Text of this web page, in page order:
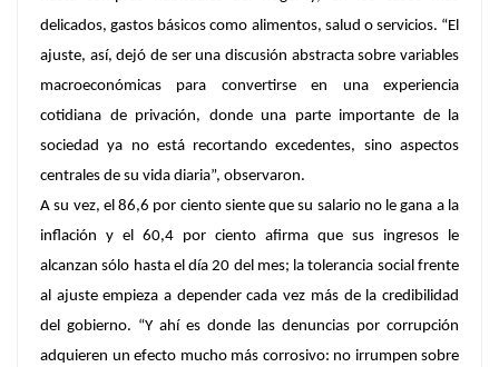
delicados, gastos básicos como alimentos, salud o servicios. “El
ajuste, así, dejó de ser una discusión abstracta sobre variables
macroeconómicas para convertirse en una experiencia
cotidiana de privación, donde una parte importante de la
sociedad ya no está recortando excedentes, sino aspectos
centrales de su vida diaria”, observaron.
A su vez, el 86,6 por ciento siente que su salario no le gana a la
inflación y el 60,4 por ciento afirma que sus ingresos le
alcanzan sólo hasta el día 20 del mes; la tolerancia social frente
al ajuste empieza a depender cada vez más de la credibilidad
del gobierno. “Y ahí es donde las denuncias por corrupción
adquieren un efecto mucho más corrosivo: no irrumpen sobre